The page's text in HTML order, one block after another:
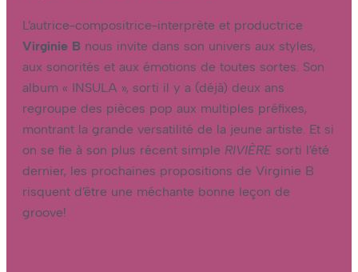
L’autrice-compositrice-interprète et productrice
Virginie B nous invite dans son univers aux styles,
aux sonorités et aux émotions de toutes sortes. Son
album « INSULA », sorti il y a (déjà) deux ans
regroupe des pièces pop aux multiples préfixes,
montrant la grande versatilité de la jeune artiste. Et si
on se fie à son plus récent simple RIVIÈRE sorti l’été
dernier, les prochaines propositions de Virginie B
risquent d’être une méchante bonne leçon de
groove!